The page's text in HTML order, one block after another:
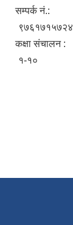
सम्पर्क नं.:
९७६१७१५७२४
कक्षा संचालन :
१-१०